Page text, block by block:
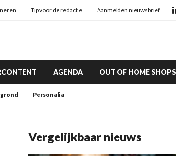
Tip voor de redactie Aanmelden nieuwsbrief
AGENDA OUT OF HOME SHOPS
Personalia
Vergelijkbaar nieuws